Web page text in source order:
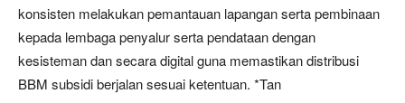
konsisten melakukan pemantauan lapangan serta pembinaan
kepada lembaga penyalur serta pendataan dengan
kesisteman dan secara digital guna memastikan distribusi
BBM subsidi berjalan sesuai ketentuan. *Tan